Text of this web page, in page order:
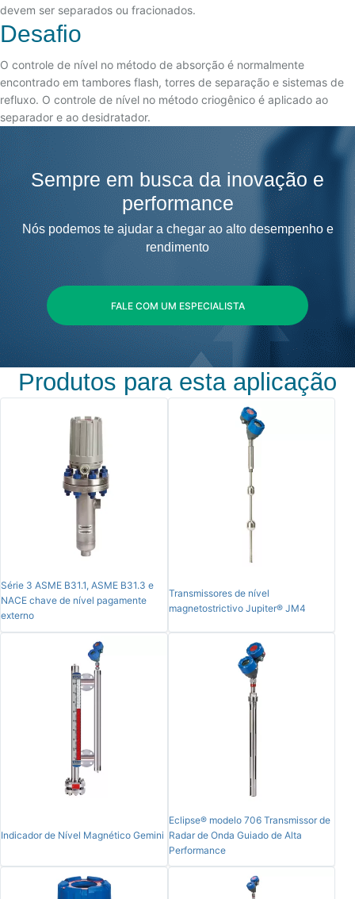
devem ser separados ou fracionados.
Desafio
O controle de nível no método de absorção é normalmente
encontrado em tambores flash, torres de separação e sistemas de
refluxo. O controle de nível no método criogênico é aplicado ao
separador e ao desidratador.
Sempre em busca da inovação e
performance
Nós podemos te ajudar a chegar ao alto desempenho e
rendimento
FALE COM UM ESPECIALISTA
Produtos para esta aplicação
Série 3 ASME B31.1, ASME B31.3 e
NACE chave de nível pagamente
externo
Transmissores de nível
magnetostrictivo Jupiter® JM4
Indicador de Nível Magnético Gemini
Eclipse® modelo 706 Transmissor de
Radar de Onda Guiado de Alta
Performance